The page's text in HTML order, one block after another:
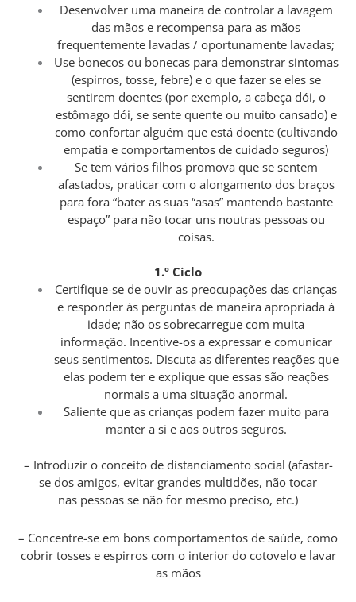
Desenvolver uma maneira de controlar a lavagem
das mãos e recompensa para as mãos
frequentemente lavadas / oportunamente lavadas;
Use bonecos ou bonecas para demonstrar sintomas
(espirros, tosse, febre) e o que fazer se eles se
sentirem doentes (por exemplo, a cabeça dói, o
estômago dói, se sente quente ou muito cansado) e
como confortar alguém que está doente (cultivando
empatia e comportamentos de cuidado seguros)
Se tem vários filhos promova que se sentem
afastados, praticar com o alongamento dos braços
para fora “bater as suas “asas” mantendo bastante
espaço” para não tocar uns noutras pessoas ou
coisas.
1.º Ciclo
Certifique-se de ouvir as preocupações das crianças
e responder às perguntas de maneira apropriada à
idade; não os sobrecarregue com muita
informação. Incentive-os a expressar e comunicar
seus sentimentos. Discuta as diferentes reações que
elas podem ter e explique que essas são reações
normais a uma situação anormal.
Saliente que as crianças podem fazer muito para
manter a si e aos outros seguros.
– Introduzir o conceito de distanciamento social (afastar-
se dos amigos, evitar grandes multidões, não tocar
nas pessoas se não for mesmo preciso, etc.)
– Concentre-se em bons comportamentos de saúde, como
cobrir tosses e espirros com o interior do cotovelo e lavar
as mãos